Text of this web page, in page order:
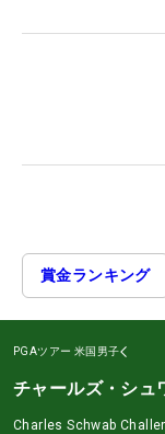
賞金ランキング
PGAツアー 米国男子
チャールズ・シュ
Charles Schwab